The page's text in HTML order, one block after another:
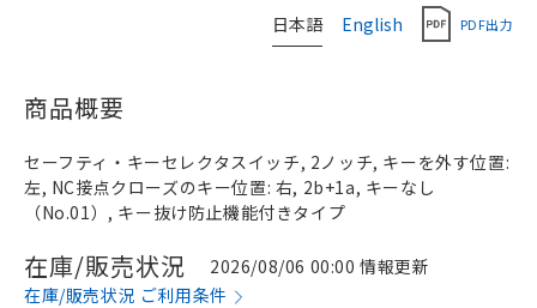
日本語 English PDF出力
商品概要
セーフティ・キーセレクタスイッチ, 2ノッチ, キーを外す位置:
左, NC接点クローズのキー位置: 右, 2b+1a, キーなし
（No.01）, キー抜け防止機能付きタイプ
在庫/販売状況
2026/08/06 00:00 情報更新
在庫/販売状況 ご利用条件